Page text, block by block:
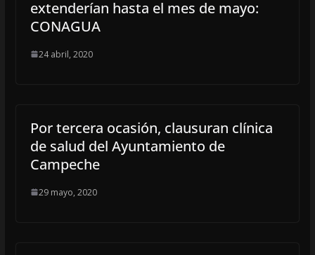
extenderían hasta el mes de mayo:
CONAGUA
24 abril, 2020
Por tercera ocasión, clausuran clínica
de salud del Ayuntamiento de
Campeche
29 mayo, 2020